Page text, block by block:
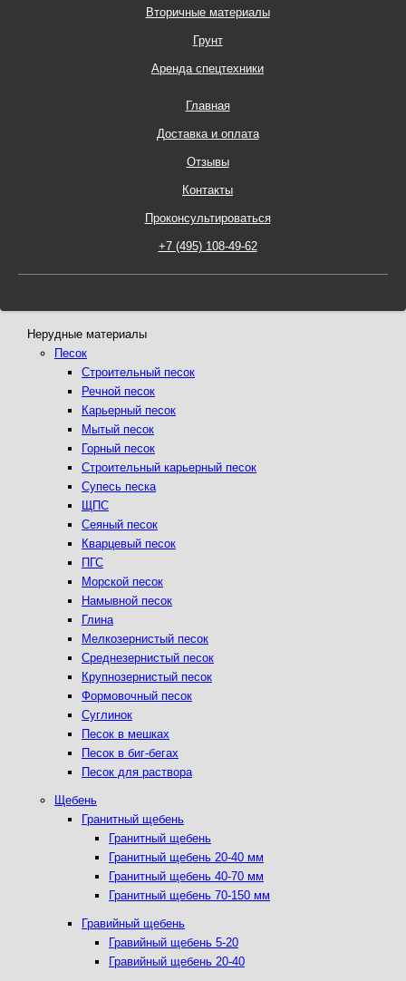
Вторичные материалы
Грунт
Аренда спецтехники
Главная
Доставка и оплата
Отзывы
Контакты
Проконсультироваться
Нерудные материалы
Песок
Строительный песок
Речной песок
Карьерный песок
Мытый песок
Горный песок
Строительный карьерный песок
Супесь песка
ЩПС
Сеяный песок
Кварцевый песок
ПГС
Морской песок
Намывной песок
Глина
Мелкозернистый песок
Среднезернистый песок
Крупнозернистый песок
Формовочный песок
Суглинок
Песок в мешках
Песок в биг-бегах
Песок для раствора
Щебень
Гранитный щебень
Гранитный щебень
Гранитный щебень 20-40 мм
Гранитный щебень 40-70 мм
Гранитный щебень 70-150 мм
Гравийный щебень
Гравийный щебень 5-20
Гравийный щебень 20-40